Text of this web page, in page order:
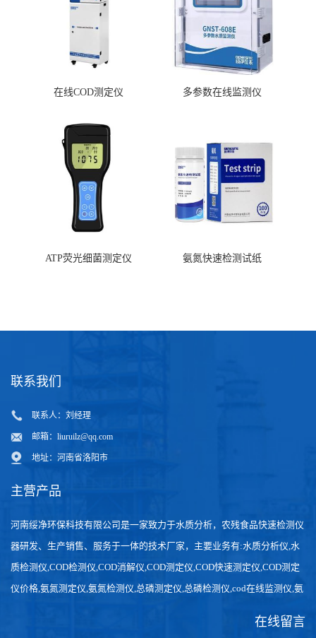
在线COD测定仪 多参数在线监测仪
ATP荧光细菌测定仪 氨氮快速检测试纸
联系我们
联系人：刘经理
邮箱： liuruilz@qq.com
地址：河南省洛阳市
主营产品
河南绥净环保科技有限公司是一家致力于水质分析，农残食品快速检测仪
器研发、生产销售、服务于一体的技术厂家，主要业务有:水质分析仪,水
质检测仪,COD检测仪,COD消解仪,COD测定仪,COD快速测定仪,COD测定
仪价格,氨氮测定仪,氨氮检测仪,总磷测定仪,总磷检测仪,cod在线监测仪,氨
在线留言